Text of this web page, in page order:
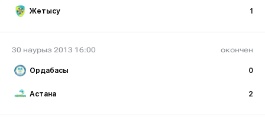
Жетысу 1
30 наурыз 2013 16:00 окончен
Ордабасы 0
Астана 2